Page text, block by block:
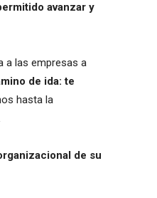
avanzar y
a las empresas a
de ida: te
hasta la
de su